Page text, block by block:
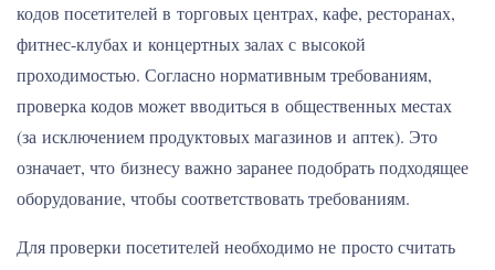
кодов посетителей в торговых центрах, кафе, ресторанах,
фитнес-клубах и концертных залах с высокой
проходимостью. Согласно нормативным требованиям,
проверка кодов может вводиться в общественных местах
(за исключением продуктовых магазинов и аптек). Это
означает, что бизнесу важно заранее подобрать подходящее
оборудование, чтобы соответствовать требованиям.
Для проверки посетителей необходимо не просто считать